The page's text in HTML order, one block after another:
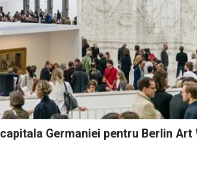
Germaniei pentru Berlin Art